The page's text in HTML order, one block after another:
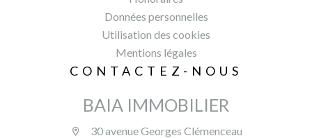
Données personnelles
Utilisation des cookies
Mentions légales
CONTACTEZ-NOUS
BAIA IMMOBILIER
30 avenue Georges Clémenceau